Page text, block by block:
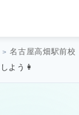
名古屋高畑駅前校
よう👩